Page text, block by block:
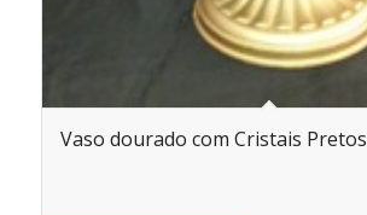
Vaso dourado com Cristais Pretos